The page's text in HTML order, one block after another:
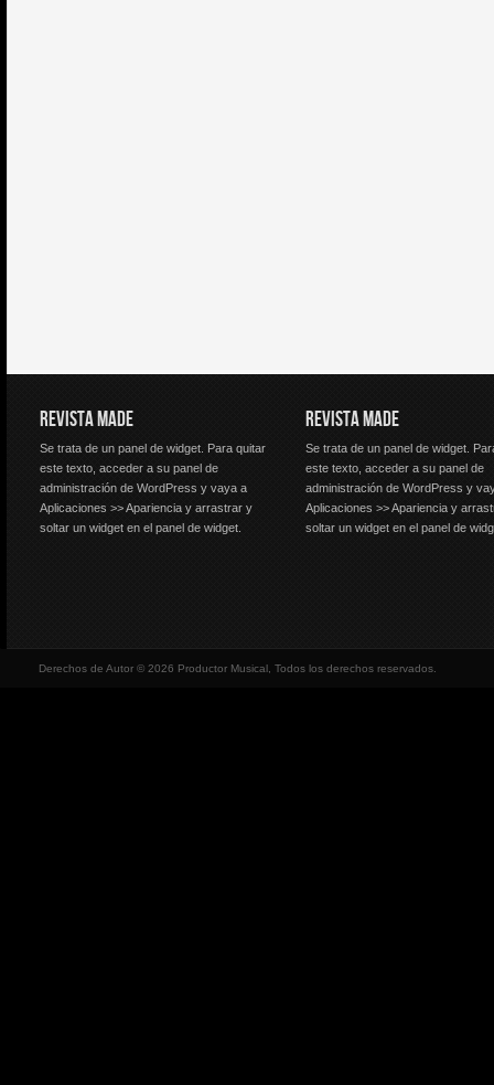
REVISTA MADE
Se trata de un panel de widget. Para quitar
este texto, acceder a su panel de
administración de WordPress y vaya a
Aplicaciones >> Apariencia y arrastrar y
soltar un widget en el panel de widget.
REVISTA MADE
Se trata de un panel de widget.
este texto, acceder a su panel de
administración de WordPress y
Aplicaciones >> Apariencia y
soltar un widget en el panel de
Derechos de Autor © 2026 Productor Musical, Todos los derechos reservados.